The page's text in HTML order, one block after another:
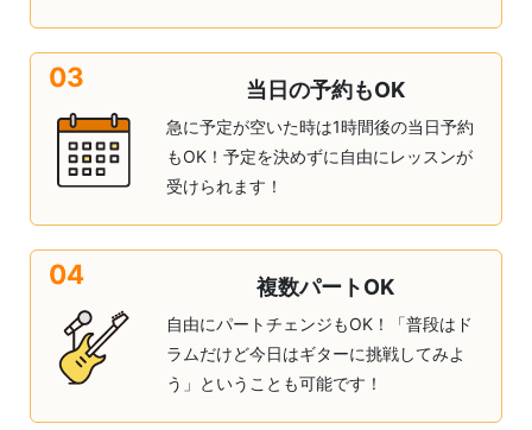
03 当日の予約もOK
急に予定が空いた時は1時間後の当日予約
もOK！予定を決めずに自由にレッスンが
受けられます！
04 複数パートOK
自由にパートチェンジもOK！「普段はド
ラムだけど今日はギターに挑戦してみよ
う」ということも可能です！